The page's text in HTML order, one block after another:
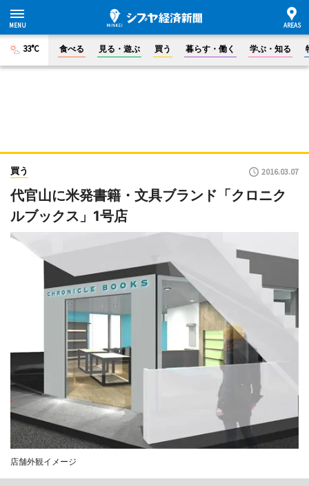
33°C 食べる 見る・遊ぶ 買う 暮らす・働く 学ぶ・知る
買う 2016.03.07
代官山に米発書籍・文具ブランド「クロニク
ルブックス」1号店
店舗外観イメージ